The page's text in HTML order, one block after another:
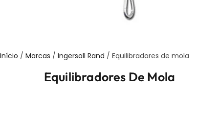
Início / Marcas / Ingersoll Rand / Equilibradores de mola
Equilibradores De Mola